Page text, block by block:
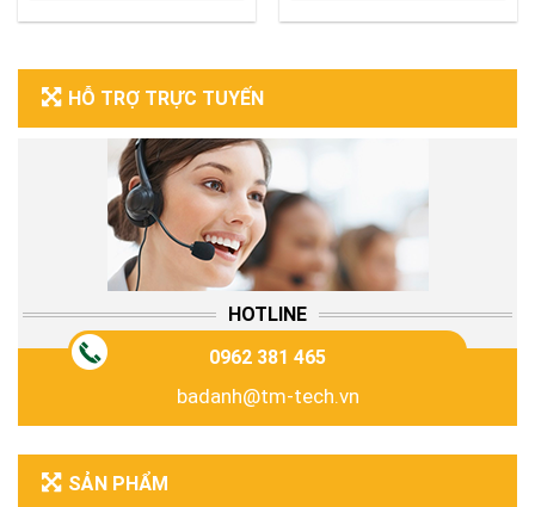
HỖ TRỢ TRỰC TUYẾN
HOTLINE
0962 381 465
badanh@tm-tech.vn
SẢN PHẨM